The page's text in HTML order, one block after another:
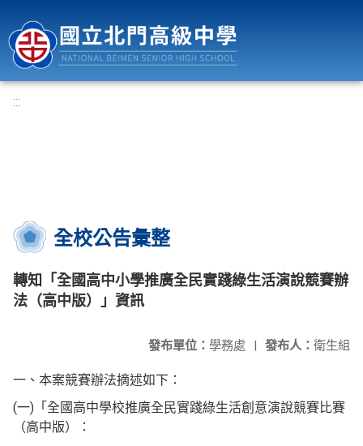
:::
全校公告彙整
轉知「全國高中小學推廣全民實踐綠生活演說競賽辦
法（高中版）」資訊
發布人： 衛生組
發布單位： 學務處 |
一、本案競賽辦法摘述如下：
(一)「全國高中學校推廣全民實踐綠生活創意演說競賽比賽
（高中版）：